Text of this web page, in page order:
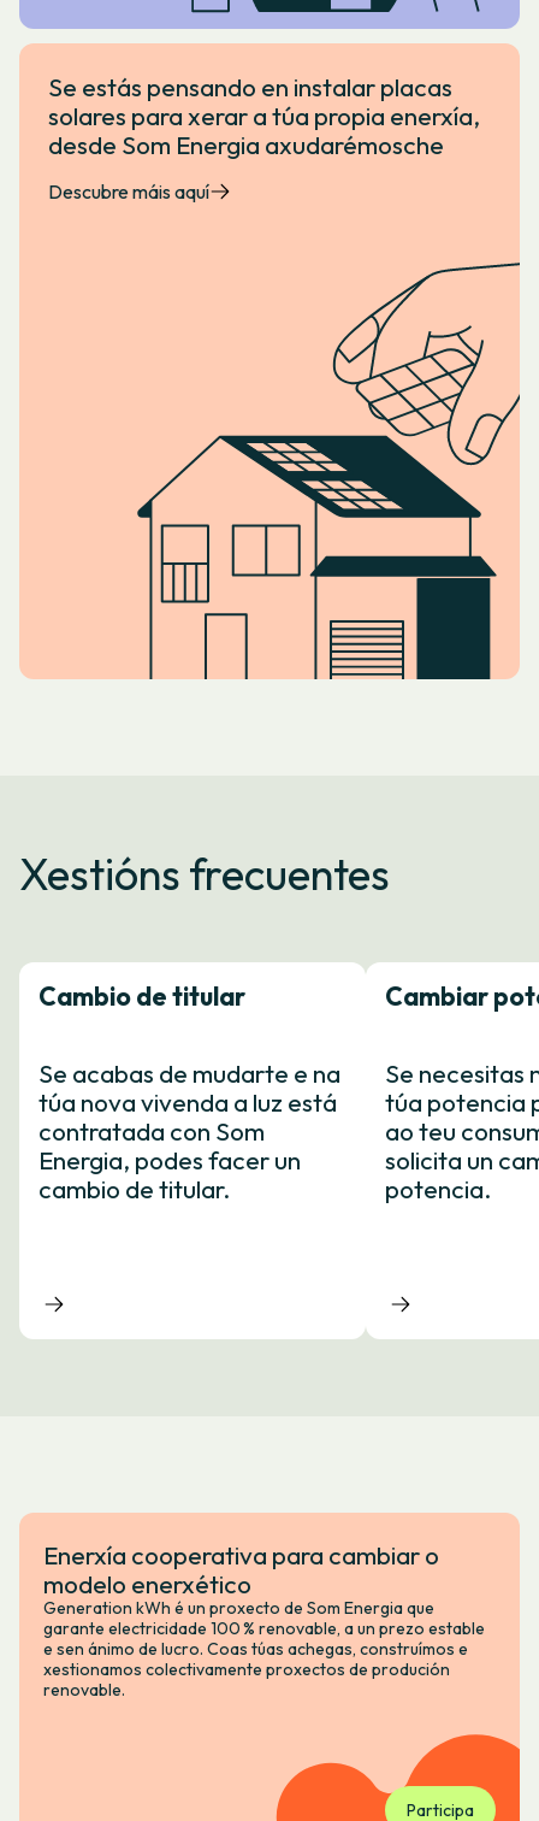
Se estás pensando en instalar placas
solares para xerar a túa propia enerxía,
desde Som Energia axudarémosche
Descubre máis aquí
Xestións frecuentes
Cambio de titular
Se acabas de mudarte e na
túa nova vivenda a luz está
contratada con Som
Energia, podes facer un
cambio de titular.
Cambiar
Se necesitas
túa potencia
ao teu
solicita un
potencia.
Enerxía cooperativa para cambiar o
modelo enerxético
Generation kWh é un proxecto de Som Energia que
garante electricidade 100 % renovable, a un prezo estable
e sen ánimo de lucro. Coas túas achegas, construímos e
xestionamos colectivamente proxectos de produción
renovable.
Participa